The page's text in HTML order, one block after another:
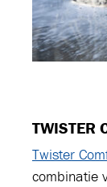
TWISTER
Twister
combinatie